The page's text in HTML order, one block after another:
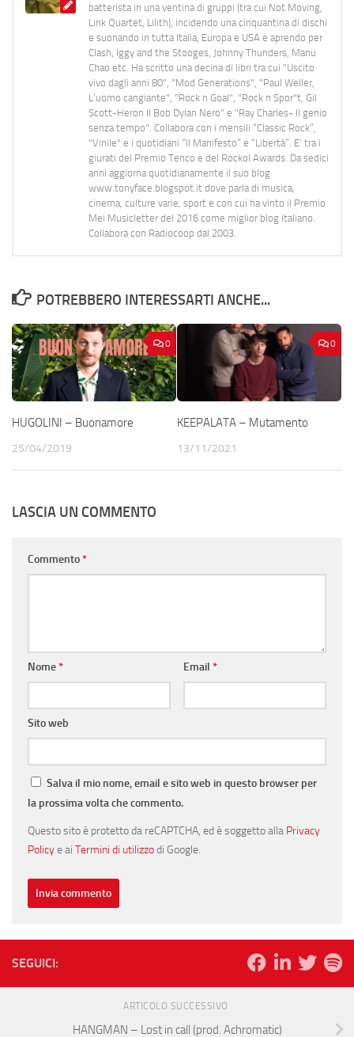
batterista in una ventina di gruppi (tra cui Not Moving,
Link Quartet, Lilith), incidendo una cinquantina di dischi
e suonando in tutta Italia, Europa e USA e aprendo per
Clash, Iggy and the Stooges, Johnny Thunders, Manu
Chao etc. Ha scritto una decina di libri tra cui "Uscito
vivo dagli anni 80", "Mod Generations", "Paul Weller,
L’uomo cangiante", "Rock n Goal", "Rock n Spor"t, Gil
Scott-Heron Il Bob Dylan Nero" e "Ray Charles- Il genio
senza tempo". Collabora con i mensili “Classic Rock”,
"Vinile" e i quotidiani “Il Manifesto” e “Libertà”. E' tra i
giurati del Premio Tenco e del Rockol Awards. Da sedici
anni aggiorna quotidianamente il suo blog
www.tonyface.blogspot.it dove parla di musica,
cinema, culture varie, sport e con cui ha vinto il Premio
Mei Musicletter del 2016 come miglior blog italiano.
Collabora con Radiocoop dal 2003.
POTREBBERO INTERESSARTI ANCHE...
0
HUGOLINI – Buonamore
25/04/2019
0
KEEPALATA – Mutamento
13/11/2021
LASCIA UN COMMENTO
Commento*
Nome* Email *
Sito web
Salva il mio nome, email e sito web in questo browser per
la prossima volta che commento.
Questo sito è protetto da reCAPTCHA, ed è soggetto alla Privacy
Policye ai Termini di utilizzodi Google.
SEGUICI:
ARTICOLO SUCCESSIVO
HANGMAN – Lost in call (prod. Achromatic)